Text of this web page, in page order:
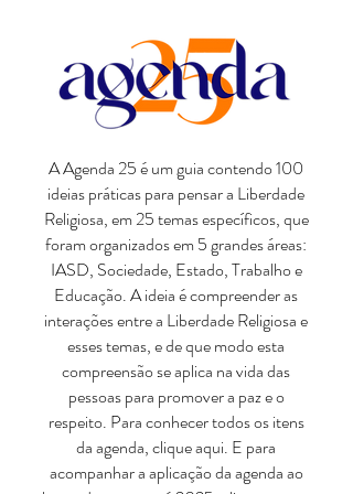
acessar a página AGENDA 25.
(youtube) e painéis (zoom).
A Agenda 25 é um guia contendo 100
ideias práticas para pensar a Liberdade
Religiosa, em 25 temas específicos, que
foram organizados em 5 grandes áreas:
IASD, Sociedade, Estado, Trabalho e
Educação. A ideia é compreender as
interações entre a Liberdade Religiosa e
esses temas, e de que modo esta
compreensão se aplica na vida das
pessoas para promover a paz e o
respeito. Para conhecer todos os itens
da agenda, clique aqui. E para
acompanhar a aplicação da agenda ao